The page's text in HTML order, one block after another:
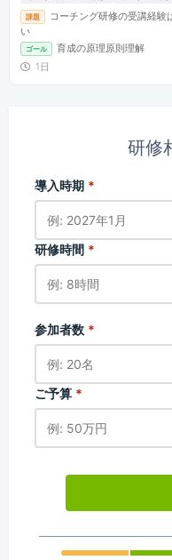
課題
コーチング研修の受講経験
い
ゴール
育成の原理原則理解
1日
研修
導入時期 *
研修時間 *
参加者数 *
ご予算 *